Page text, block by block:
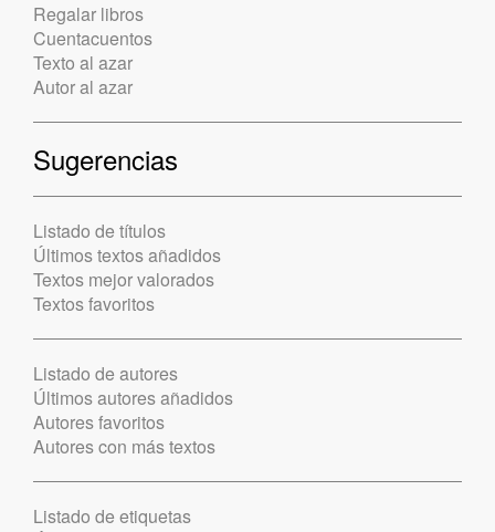
Regalar libros
Cuentacuentos
Texto al azar
Autor al azar
Sugerencias
Listado de títulos
Últimos textos añadidos
Textos mejor valorados
Textos favoritos
Listado de autores
Últimos autores añadidos
Autores favoritos
Autores con más textos
Listado de etiquetas